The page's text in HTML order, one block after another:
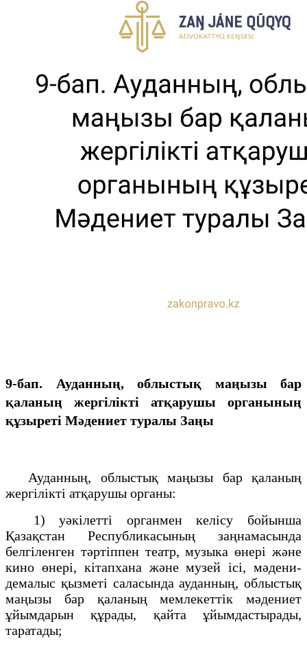
9-бап. Ауданның, облыстық маңызы бар
қаланың жергілікті атқарушы органының
құзыреті Мәдениет туралы Заңы
Ауданның, облыстық маңызы бар қаланың
жергілікті атқарушы органы:
1) уәкілетті органмен келісу бойынша
Қазақстан Республикасының заңнамасында
белгіленген тәртіппен театр, музыка өнері және
кино өнері, кітапхана және музей ісі, мәдени-
демалыс қызметі саласында ауданның, облыстық
маңызы бар қаланың мемлекеттік мәдениет
ұйымдарын құрады, қайта ұйымдастырады,
таратады;